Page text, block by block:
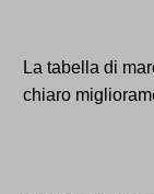
La tabella di
chiaro